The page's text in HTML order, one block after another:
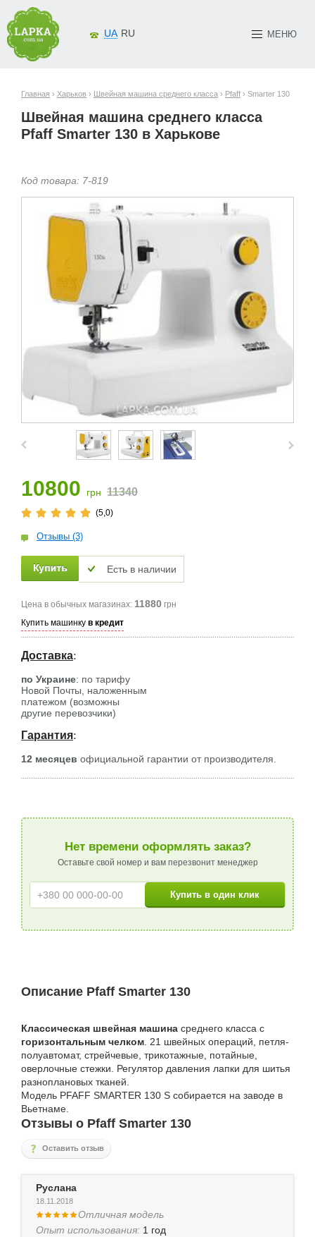
МЕНЮ
UA RU
Главная › Харьков › Швейная машина среднего класса › Pfaff › Smarter 130
Швейная машина среднего класса
Pfaff Smarter 130 в Харькове
Код товара: 7-819
10800 грн 11340
(5,0)
Отзывы (3)
Есть в наличии
Цена в обычных магазинах: 11880 грн
Купить машинку в кредит
Доставка:
по Украине: по тарифу
Новой Почты, наложенным
платежом (возможны
другие перевозчики)
Гарантия:
12 месяцев официальной гарантии от производителя.
Нет времени оформлять заказ?
Оставьте свой номер и вам перезвонит менеджер
Описание Pfaff Smarter 130
Классическая швейная машина среднего класса с
горизонтальным челком. 21 швейных операций, петля-
полуавтомат, стрейчевые, трикотажные, потайные,
оверлочные стежки. Регулятор давления лапки для шитья
разноплановых тканей.
Модель PFAFF SMARTER 130 S собирается на заводе в
Вьетнаме.
Отзывы о Pfaff Smarter 130
Оставить отзыв
Руслана
18.11.2018
Отличная модель
Опыт использования: 1 год